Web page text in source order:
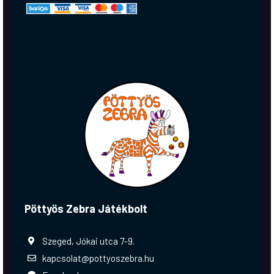
Pöttyös Zebra Játékbolt
Szeged, Jókai utca 7-9.
kapcsolat@pottyoszebra.hu